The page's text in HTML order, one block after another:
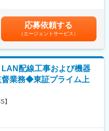
「通信のプロフェッショナル集
たノウハウを活かして、近年で
」、「オフィスデザイン」まで多
す。
ためコンピューターの基礎知識、
間程度となっています。残業時
する可能性があります。月給(月額)
応募依頼する
（エージェントサービス）
LAN配線工事および機器
業務◆東証プライム上
】